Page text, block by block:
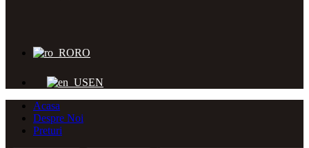
RO
EN
Acasa
Despre Noi
Preturi